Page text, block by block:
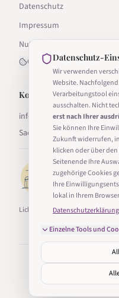
Datenschutz
Impressum
Nutzungsbedingungen
Cookie-Einstellungen
Kontakt
info@lichter-in-sachsen.de
Sachsen, Deutschland
Lichter in Sachsen ist Teil von
©2026Lichter in
Datenschutz-
Wir verwenden
Website.
Verarbeitungstool
ausschalten. Nicht
erst nach Ihrer
Sie können Ihre
Zukunft widerrufen,
klicken oder über
Seitenende Ihre
zugehörige Cookies
Ihre
lokal in Ihrem
Datenschutzerklärung
Einzelne Tools und